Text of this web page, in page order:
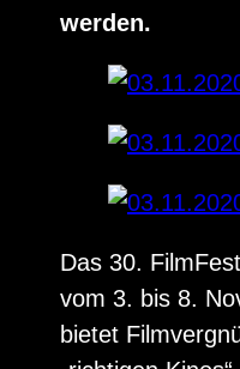
werden.
Das 30.
vom 3. bis 8.
bietet